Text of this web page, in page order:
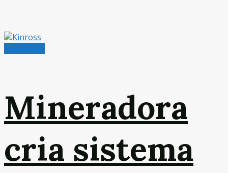
Mineradora
cria sistema